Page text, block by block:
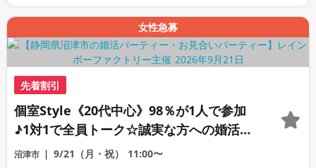
女性急募
先着割引
個室Style《20代中心》98％が1人で参加
♪1対1で全員トーク☆誠実な方への婚活パ
ーティー
沼津市 9/21（月・祝） 11:00〜